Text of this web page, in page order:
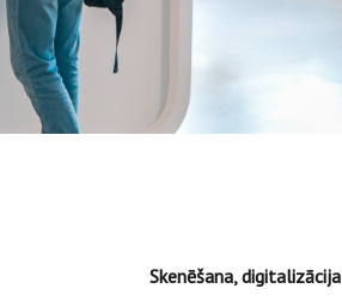
Skenēšana, digitalizācija